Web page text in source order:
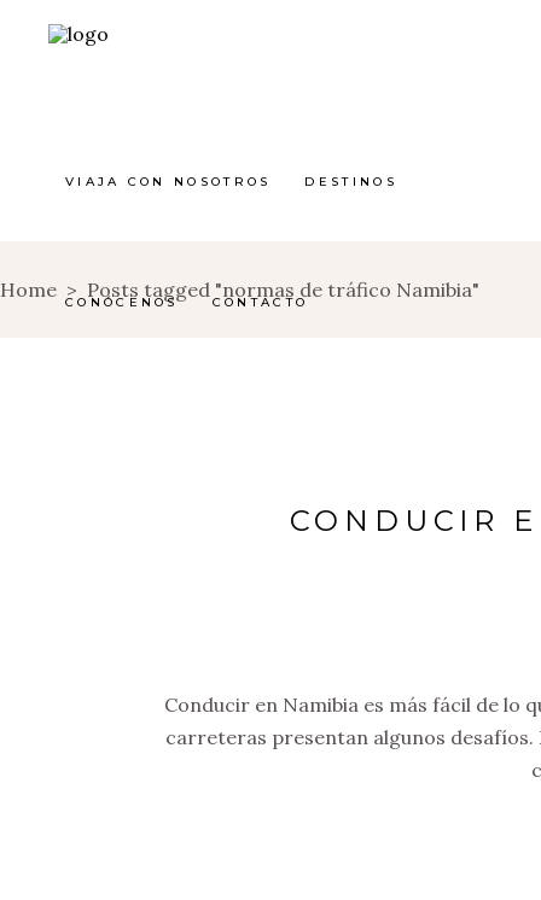
VIAJA CON NOSOTROS DESTINOS
CONÓCENOS CONTACTO
Home > Posts tagged "normas de tráfico Namibia"
CONDUCIR
Conducir en Namibia es más fácil de lo
carreteras presentan algunos